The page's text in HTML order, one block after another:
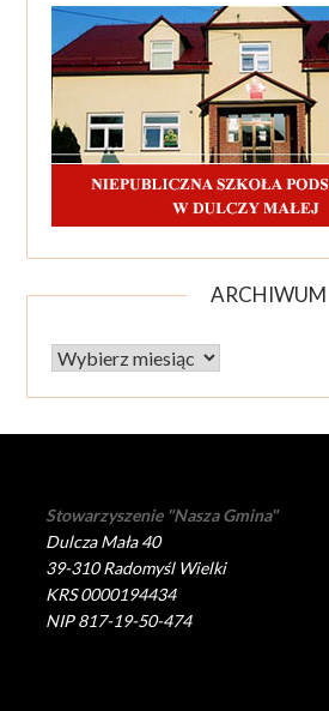
ARCHIWUM
Archiwum
Stowarzyszenie "Nasza Gmina"
Dulcza Mała 40
39-310 Radomyśl Wielki
KRS 0000194434
NIP 817-19-50-474